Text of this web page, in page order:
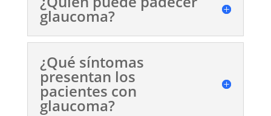
glaucoma?
¿Qué síntomas
presentan los
pacientes con
glaucoma?